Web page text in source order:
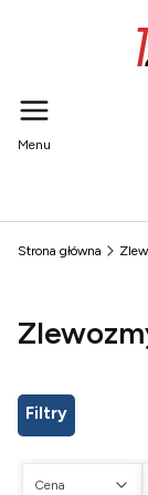
Menu
Strona główna
Filtry
Cena